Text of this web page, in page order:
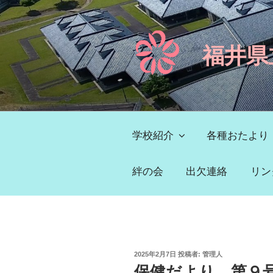
コ
ン
テ
ス
キ
福井
学校紹介 各種おたより
絆の会 出欠連絡 リ
投
稿
2025年2月7日 投稿者: 管理人